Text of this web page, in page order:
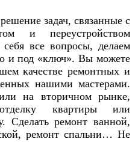
задач, связанные с
и переустройством
все вопросы, делаем
и под «ключ». Вы можете
качестве ремонтных и
нашими мастерами.
на вторичном рынке,
квартиры или
Сделать ремонт ванной,
ремонт спальни… Не